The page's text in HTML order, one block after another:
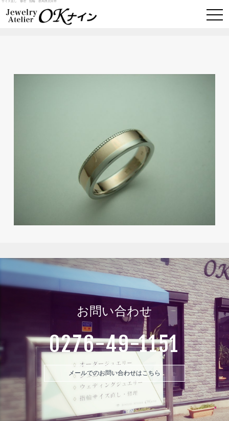
サイズ直し 修理 指輪 群馬県太田市
お問い合わせ
0276-49-1151
メールでのお問い合わせはこちら